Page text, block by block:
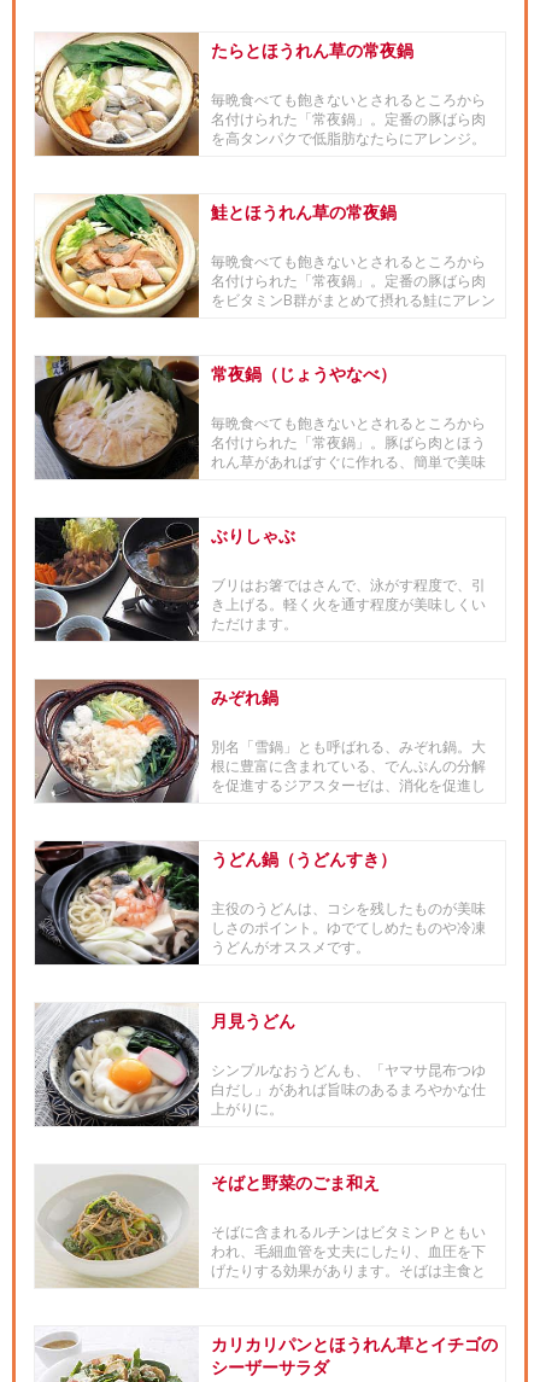
たらとほうれん草の常夜鍋
毎晩食べても飽きないとされるところから
名付けられた「常夜鍋」。定番の豚ばら肉
を高タンパクで低脂肪なたらにアレンジ。
鮭とほうれん草の常夜鍋
毎晩食べても飽きないとされるところから
名付けられた「常夜鍋」。定番の豚ばら肉
をビタミンB群がまとめて摂れる鮭にアレン
常夜鍋（じょうやなべ）
毎晩食べても飽きないとされるところから
名付けられた「常夜鍋」。豚ばら肉とほう
れん草があればすぐに作れる、簡単で美味
ぶりしゃぶ
ブリはお箸ではさんで、泳がす程度で、引
き上げる。軽く火を通す程度が美味しくい
ただけます。
みぞれ鍋
別名「雪鍋」とも呼ばれる、みぞれ鍋。大
根に豊富に含まれている、でんぷんの分解
を促進するジアスターゼは、消化を促進し
うどん鍋（うどんすき）
主役のうどんは、コシを残したものが美味
しさのポイント。ゆでてしめたものや冷凍
うどんがオススメです。
月見うどん
シンプルなおうどんも、「ヤマサ昆布つゆ
白だし」があれば旨味のあるまろやかな仕
上がりに。
そばと野菜のごま和え
そばに含まれるルチンはビタミンＰともい
われ、毛細血管を丈夫にしたり、血圧を下
げたりする効果があります。そばは主食と
カリカリパンとほうれん草とイチゴの
シーザーサラダ